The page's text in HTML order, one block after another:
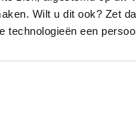
Wilt u dit ook? Zet
technologieën een